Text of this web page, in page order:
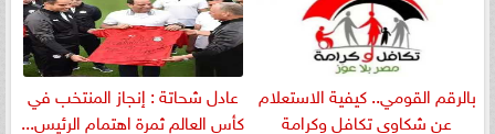
بالرقم القومي.. كيفية الاستعلام
عن شكاوى تكافل وكرامة
عادل شحاتة : إنجاز المنتخب في
كأس العالم ثمرة اهتمام الرئيس...